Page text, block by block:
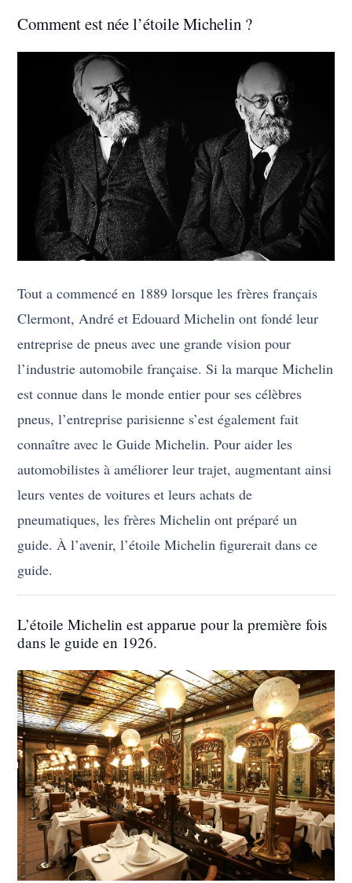
Comment est née l’étoile Michelin ?
Tout a commencé en 1889 lorsque les frères français
Clermont, André et Edouard Michelin ont fondé leur
entreprise de pneus avec une grande vision pour
l’industrie automobile française. Si la marque Michelin
est connue dans le monde entier pour ses célèbres
pneus, l’entreprise parisienne s’est également fait
connaître avec le Guide Michelin. Pour aider les
automobilistes à améliorer leur trajet, augmentant ainsi
leurs ventes de voitures et leurs achats de
pneumatiques, les frères Michelin ont préparé un
guide. À l’avenir, l’étoile Michelin figurerait dans ce
guide.
L’étoile Michelin est apparue pour la première fois
dans le guide en 1926.